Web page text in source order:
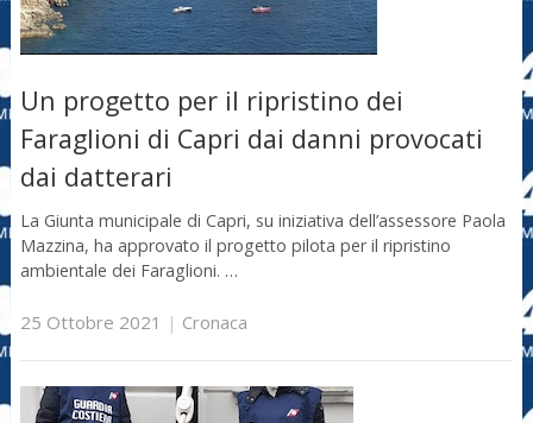
Un progetto per il ripristino dei
Faraglioni di Capri dai danni provocati
dai datterari
La Giunta municipale di Capri, su iniziativa dell’assessore Paola
Mazzina, ha approvato il progetto pilota per il ripristino
ambientale dei Faraglioni. …
25 Ottobre 2021 | Cronaca